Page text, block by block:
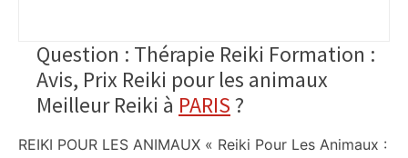
Question : Thérapie Reiki Formation :
Avis, Prix Reiki pour les animaux
Meilleur Reiki à PARIS ?
REIKI POUR LES ANIMAUX « Reiki Pour Les Animaux :